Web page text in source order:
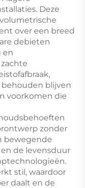
Deze
over een breed
debieten
en
blijven
voorkomen die
zonder
bewegende
de levensduur
stil, waardoor
daalt en de